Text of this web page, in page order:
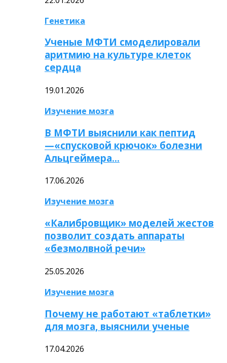
Генетика
Ученые МФТИ смоделировали
аритмию на культуре клеток
сердца
19.01.2026
Изучение мозга
В МФТИ выяснили как пептид
—«спусковой крючок» болезни
Альцгеймера…
17.06.2026
Изучение мозга
«Калибровщик» моделей жестов
позволит создать аппараты
«безмолвной речи»
25.05.2026
Изучение мозга
Почему не работают «таблетки»
для мозга, выяснили ученые
17.04.2026